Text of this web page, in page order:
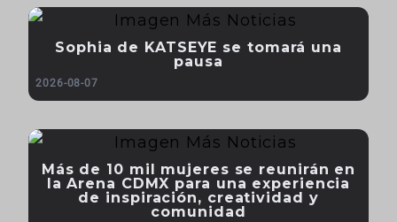
Sophia de KATSEYE se tomará una
pausa
2026-08-07
Más de 10 mil mujeres se reunirán en
la Arena CDMX para una experiencia
de inspiración, creatividad y
comunidad